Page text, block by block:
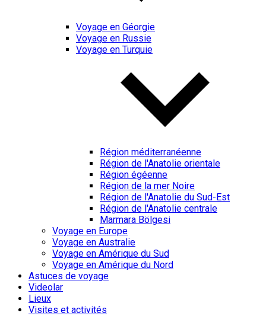
Voyage en Géorgie
Voyage en Russie
Voyage en Turquie
Région méditerranéenne
Région de l'Anatolie orientale
Région égéenne
Région de la mer Noire
Région de l'Anatolie du Sud-Est
Région de l'Anatolie centrale
Marmara Bölgesi
Voyage en Europe
Voyage en Australie
Voyage en Amérique du Sud
Voyage en Amérique du Nord
Astuces de voyage
Videolar
Lieux
Visites et activités